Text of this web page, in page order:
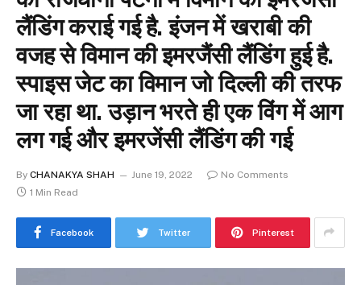
लैंडिंग कराई गई है. इंजन में खराबी की
वजह से विमान की इमरजैंसी लैंडिंग हुई है.
स्पाइस जेट का विमान जो दिल्ली की तरफ
जा रहा था. उड़ान भरते ही एक विंग में आग
लग गई और इमरजेंसी लैंडिंग की गई
By CHANAKYA SHAH June 19, 2022
No Comments
1 Min Read
Facebook Twitter Pinterest